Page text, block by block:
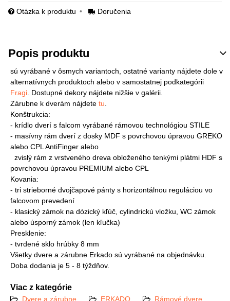
Otázka k produktu Doručenia
Popis produktu
sú vyrábané v ôsmych variantoch, ostatné varianty nájdete dole v
alternatívnych produktoch alebo v samostatnej podkategórii
Fragi . Dostupné dekory nájdete nižšie v galérii.
Zárubne k dverám nájdete tu
Konštrukcia:
- krídlo dverí s falcom vyrábané rámovou technológiou STILE
- masívny rám dverí z dosky MDF s povrchovou úpravou GREKO
alebo CPL AntiFinger alebo
zvislý rám z vrstveného dreva obloženého tenkými plátmi HDF s
povrchovou úpravou PREMIUM alebo CPL
Kovania:
- tri strieborné dvojčapové pánty s horizontálnou reguláciou vo
falcovom prevedení
- klasický zámok na dózický kľúč, cylindrickú vložku, WC zámok
alebo úsporný zámok (len kľučka)
Presklenie:
- tvrdené sklo hrúbky 8 mm
Všetky dvere a zárubne Erkado sú vyrábané na objednávku.
Doba dodania je 5 - 8 týždňov.
Viac z kategórie
Dvere a zárubne ERKADO
Rámové dvere